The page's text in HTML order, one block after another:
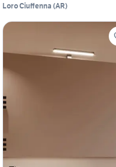
Loro Ciuffenna (AR)